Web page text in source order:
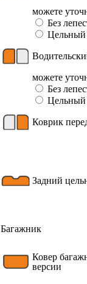
можете
Без
Цельный
можете
Без
Цельный
Коврик
Задний
Багажник
Ковер
версии